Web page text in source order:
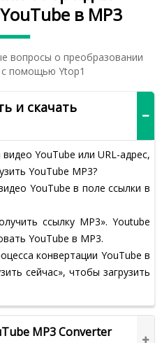
в MP3
вопросы о преобразовании
с помощью Ytop1
и скачать
YouTube или URL-адрес,
YouTube MP3?
YouTube в поле ссылки в
ссылку MP3». Youtube
YouTube в MP3.
конвертации YouTube в
сейчас», чтобы загрузить
MP3 Converter